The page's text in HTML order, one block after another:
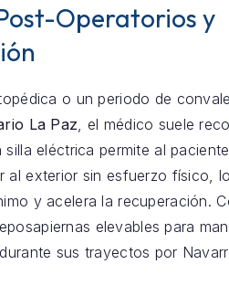
Operatorios y
o un periodo de
La Paz, el médico suele
eléctrica permite al
al exterior sin esfuerzo físico,
y acelera la recuperación.
elevables para
sus trayectos por